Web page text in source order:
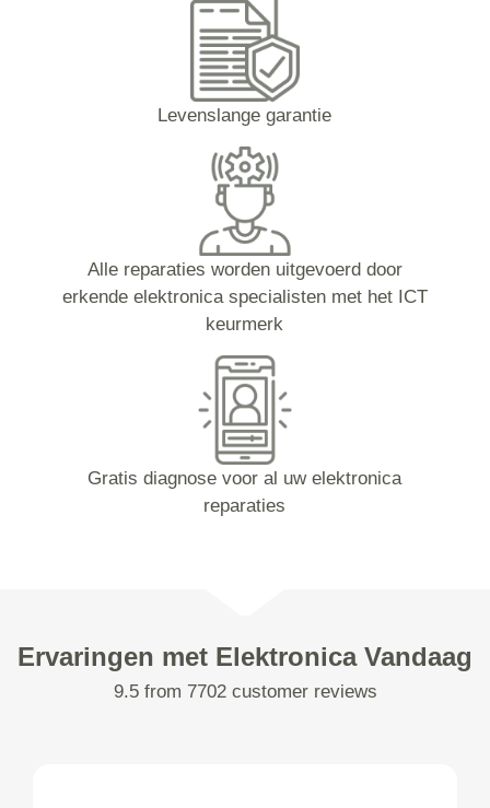
Levenslange garantie
Alle reparaties worden uitgevoerd door
erkende elektronica specialisten met het ICT
keurmerk
Gratis diagnose voor al uw elektronica
reparaties
Ervaringen met Elektronica Vandaag
9.5 from 7702 customer reviews